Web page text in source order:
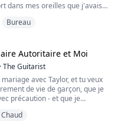
dans mes oreilles que j'avais
ma bouche de sa paume.
membres tremblaient de
de qui tu appartiens." Ses
Bureau
Autoritaire et Moi
·The Guitarist
avec Taylor, et tu veux
de vie de garçon, que je
précaution - et que je
Chaud